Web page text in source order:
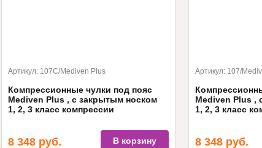
Артикул: 107C/Mediven Plus
Компрессионные чулки под пояс
Mediven Plus , с закрытым носком
1, 2, 3 класс компрессии
8 348 руб. В корзину
Артикул: 107/
Mediven Plus ,
1, 2, 3 класс
8 348 руб.